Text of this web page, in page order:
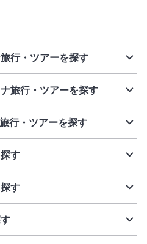
行・ツアーを探す
旅行・ツアーを探す
行・ツアーを探す
す
す